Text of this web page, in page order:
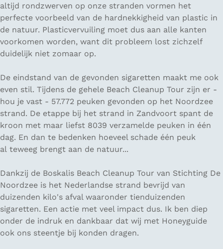
altijd rondzwerven op onze stranden vormen het
perfecte voorbeeld van de hardnekkigheid van plastic in
de natuur. Plasticvervuiling moet dus aan alle kanten
voorkomen worden, want dit probleem lost zichzelf
duidelijk niet zomaar op.
De eindstand van de gevonden sigaretten maakt me ook
even stil. Tijdens de gehele Beach Cleanup Tour zijn er -
hou je vast - 57.772 peuken gevonden op het Noordzee
strand. De etappe bij het strand in Zandvoort spant de
kroon met maar liefst 8039 verzamelde peuken in één
dag. En dan te bedenken hoeveel schade één peuk
al teweeg brengt aan de natuur...
Dankzij de Boskalis Beach Cleanup Tour van Stichting De
Noordzee is het Nederlandse strand bevrijd van
duizenden kilo's afval waaronder tienduizenden
sigaretten. Een actie met veel impact dus. Ik ben diep
onder de indruk en dankbaar dat wij met Honeyguide
ook ons steentje bij konden dragen.